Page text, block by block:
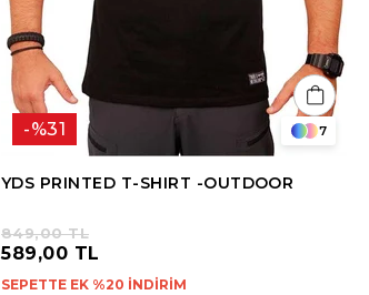
YDS PRINTED T-SHIRT -OUTDOOR
%31
589,00 TL
849,00 TL
7
SEPETTE EK %20 İNDİRİM